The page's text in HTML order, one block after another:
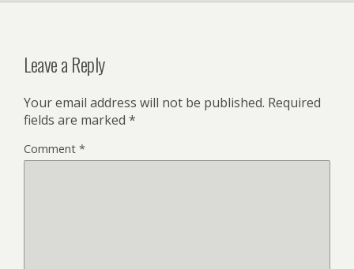
Leave a Reply
Your email address will not be published. Required
fields are marked *
Comment *